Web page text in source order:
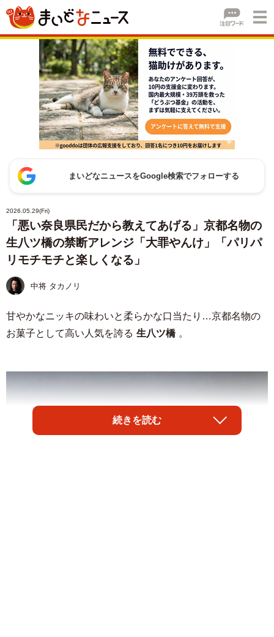
まいどなニュースをGoogle検索でフォローする
2026.05.29(Fri)
「悪い奈良県民だから教えてあげる」京都名物の
生八ツ橋の禁断アレンジ「大罪やんけ」「パリパ
リモチモチと楽しくなる」
中将 タカノリ
甘やかなニッキの味わいと柔らかな口当たり…京都名物の
お菓子として高い人気を誇る 生八ツ橋 。
続きを読む